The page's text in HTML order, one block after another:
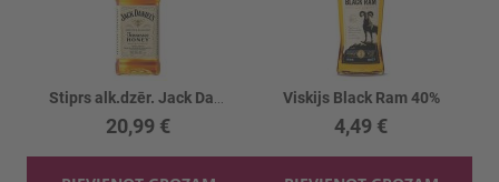
20,99 €
Viskijs Black Ram 40%
4,49 €